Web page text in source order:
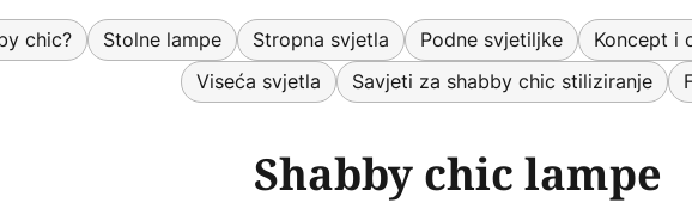
chic? Stolne lampe Stropna svjetla Podne svjetiljke Koncept i
Viseća svjetla
Savjeti za shabby chic stiliziranje
Shabby chic lampe